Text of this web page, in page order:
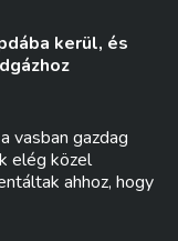
kerül, és
vasban gazdag
elég közel
ahhoz, hogy